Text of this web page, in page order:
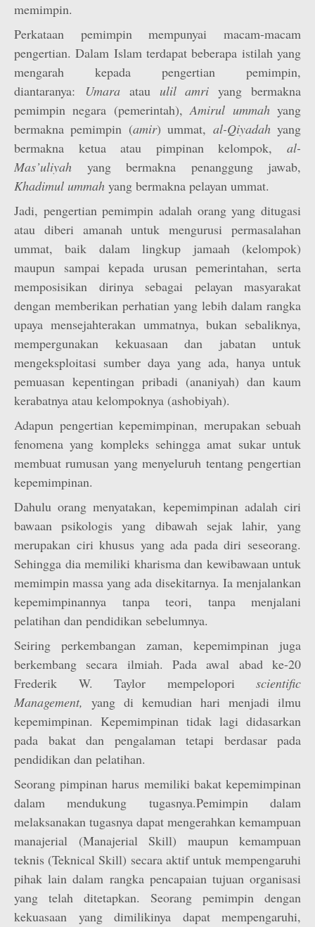
memimpin.
Perkataan pemimpin mempunyai macam-macam
pengertian. Dalam Islam terdapat beberapa istilah yang
mengarah kepada pengertian pemimpin,
diantaranya: Umara atau ulil amriyang bermakna
pemimpin negara (pemerintah),Amirul ummahyang
bermakna pemimpin (amir) ummat, al-Qiyadahyang
bermakna ketua atau pimpinan kelompok, al-
Mas’uliyah yang bermakna penanggung jawab,
Khadimul ummah yang bermakna pelayan ummat.
Jadi, pengertian pemimpin adalah orang yang ditugasi
atau diberi amanah untuk mengurusi permasalahan
ummat, baik dalam lingkup jamaah (kelompok)
maupun sampai kepada urusan pemerintahan, serta
memposisikan dirinya sebagai pelayan masyarakat
dengan memberikan perhatian yang lebih dalam rangka
upaya mensejahterakan ummatnya, bukan sebaliknya,
mempergunakan kekuasaan dan jabatan untuk
mengeksploitasi sumber daya yang ada, hanya untuk
pemuasan kepentingan pribadi (ananiyah) dan kaum
kerabatnya atau kelompoknya (ashobiyah).
Adapun pengertian kepemimpinan, merupakan sebuah
fenomena yang kompleks sehingga amat sukar untuk
membuat rumusan yang menyeluruh tentang pengertian
kepemimpinan.
Dahulu orang menyatakan, kepemimpinan adalah ciri
bawaan psikologis yang dibawah sejak lahir, yang
merupakan ciri khusus yang ada pada diri seseorang.
Sehingga dia memiliki kharisma dan kewibawaan untuk
memimpin massa yang ada disekitarnya. Ia menjalankan
kepemimpinannya tanpa teori, tanpa menjalani
pelatihan dan pendidikan sebelumnya.
Seiring perkembangan zaman, kepemimpinan juga
berkembang secara ilmiah. Pada awal abad ke-20
Frederik W. Taylor mempelopori scientific
Management, yang di kemudian hari menjadi ilmu
kepemimpinan. Kepemimpinan tidak lagi didasarkan
pada bakat dan pengalaman tetapi berdasar pada
pendidikan dan pelatihan.
Seorang pimpinan harus memiliki bakat kepemimpinan
dalam mendukung tugasnya.Pemimpin dalam
melaksanakan tugasnya dapat mengerahkan kemampuan
manajerial (Manajerial Skill) maupun kemampuan
teknis (Teknical Skill) secara aktif untuk mempengaruhi
pihak lain dalam rangka pencapaian tujuan organisasi
yang telah ditetapkan. Seorang pemimpin dengan
kekuasaan yang dimilikinya dapat mempengaruhi,